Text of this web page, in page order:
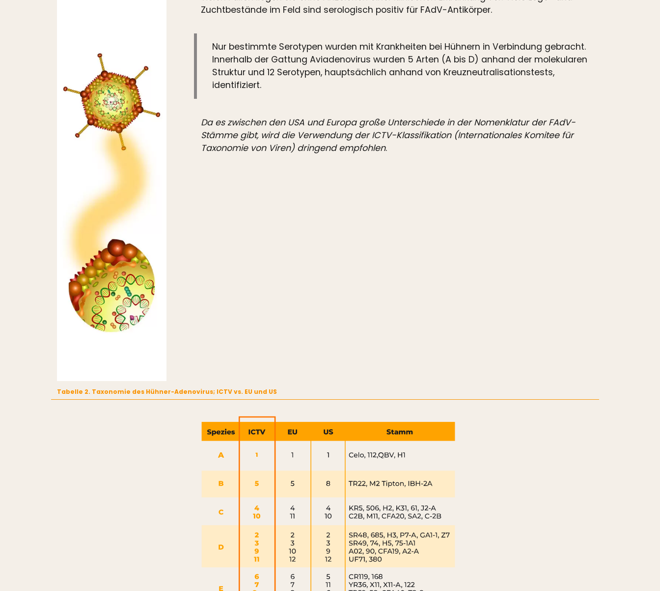
Zuchtbestände im Feld sind serologisch positiv für FAdV-Antikörper.
Nur bestimmte Serotypen wurden mit Krankheiten bei Hühnern in Verbindung gebracht.
Innerhalb der Gattung Aviadenovirus wurden 5 Arten (A bis D) anhand der molekularen
Struktur und 12 Serotypen, hauptsächlich anhand von Kreuzneutralisationstests,
identifiziert.
Da es zwischen den USA und Europa große Unterschiede in der Nomenklatur der FAdV-
Stämme gibt, wird die Verwendung der ICTV-Klassifikation (Internationales Komitee für
Taxonomie von Viren) dringend empfohlen.
Tabelle 2. Taxonomie des Hühner-Adenovirus; ICTV vs. EU und US